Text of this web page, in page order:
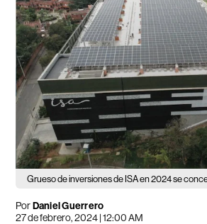
Grueso de inversiones de ISA en 2024 se
PorDaniel Guerrero
27 de febrero, 2024 | 12:00 AM